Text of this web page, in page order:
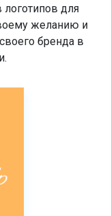
для
желанию и
бренда в